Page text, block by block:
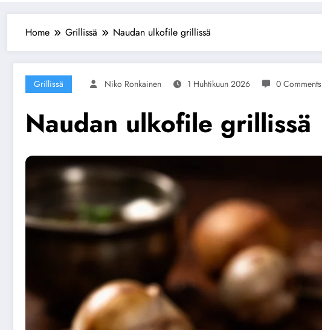
Home Grillissä Naudan ulkofile grillissä
Grillissä Niko Ronkainen 1 Huhtikuun 2026 0 Comments
Naudan ulkofile grillissä